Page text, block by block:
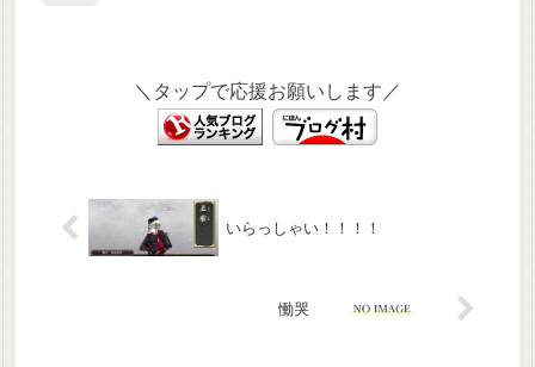
＼タップで応援お願いします／
いらっしゃい！！！！
慟哭